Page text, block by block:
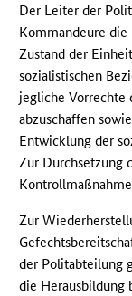
Der Leiter der
Kommandeure
Zustand der
sozialistischen
jegliche Vorrechte
abzuschaffen
Entwicklung der
Zur Durchsetzung
Zur
der Politabteilung
die Herausbildung